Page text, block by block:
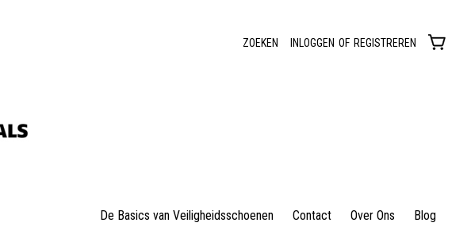
ZOEKEN INLOGGEN OF REGISTREREN
De Basics van Veiligheidsschoenen Contact Over Ons Blog